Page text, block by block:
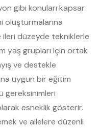
gibi konuları kapsar.
oluşturmalarına
ileri düzeyde tekniklerle
yaş grupları için ortak
ve destekle
uygun bir eğitim
gereksinimleri
esneklik gösterir.
ve ailelere düzenli